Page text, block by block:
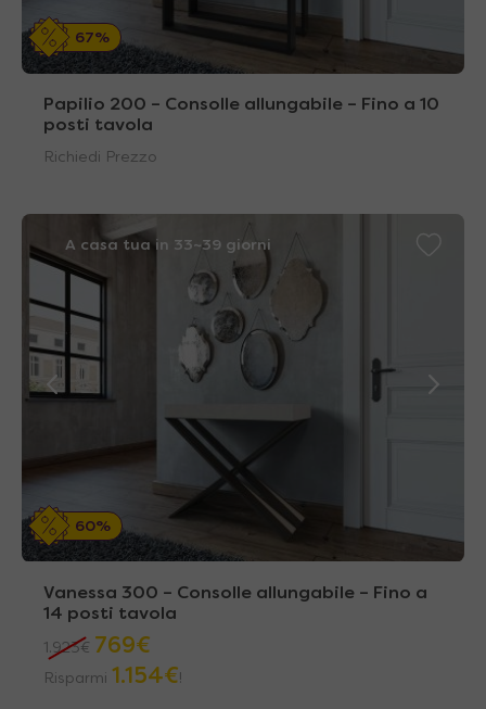
67%
Papilio 200 – Consolle allungabile – Fino a 10
posti tavola
Richiedi Prezzo
A casa tua in 33~39 giorni
60%
Vanessa 300 – Consolle allungabile – Fino a
14 posti tavola
1.923€ 769€
Risparmi 1.154€!